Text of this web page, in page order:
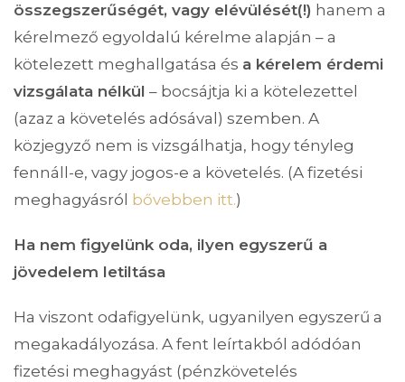
összegszerűségét, vagy elévülését(!) hanem a
kérelmező egyoldalú kérelme alapján – a
kötelezett meghallgatása és a kérelem érdemi
vizsgálata nélkül – bocsájtja ki a kötelezettel
(azaz a követelés adósával) szemben. A
közjegyző nem is vizsgálhatja, hogy tényleg
fennáll-e, vagy jogos-e a követelés. (A fizetési
meghagyásról bővebben itt.)
Ha nem figyelünk oda, ilyen egyszerű a
jövedelem letiltása
Ha viszont odafigyelünk, ugyanilyen egyszerű a
megakadályozása. A fent leírtakból adódóan
fizetési meghagyást (pénzkövetelés